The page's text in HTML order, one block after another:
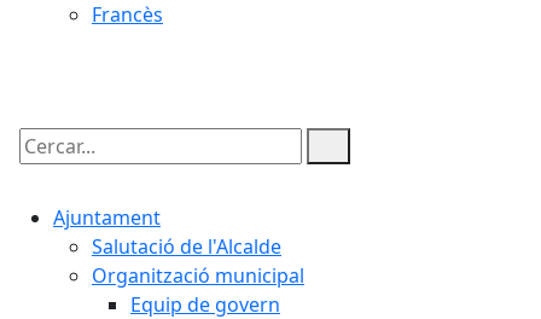
Francès
Cercar:
Ajuntament
Salutació de l'Alcalde
Organització municipal
Equip de govern